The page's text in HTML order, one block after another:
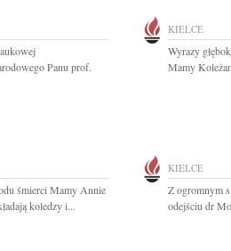
Panu prof.
KIELCE
Wyrazy
Mamy
śmierci Mamy Annie
koledzy i...
KIELCE
Z ogromnym
odejściu dr